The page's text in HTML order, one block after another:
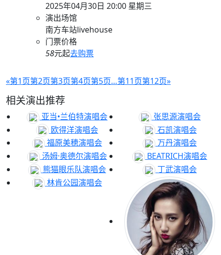
2025年04月30日 20:00 星期三
演出场馆
南方车站livehouse
门票价格
58元起去购票
«第1页第2页第3页第4页第5页…第11页第12页»
相关演出推荐
亚当•兰伯特演唱会
张思源演唱会
欧得洋演唱会
石凯演唱会
福原美穂演唱会
万丹演唱会
汤姆·奥德尔演唱会
BEATRICH演唱会
熊猫眼乐队演唱会
丁武演唱会
林肯公园演唱会